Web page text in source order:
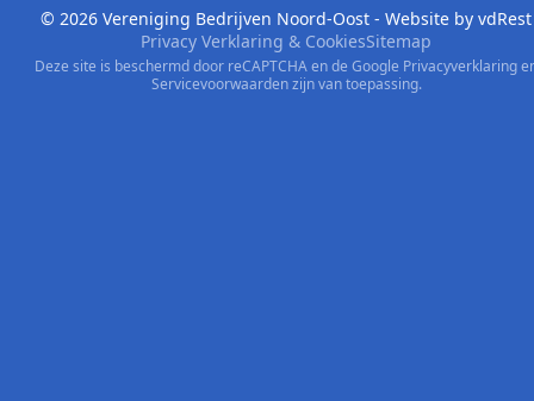
© 2026 Vereniging Bedrijven Noord-Oost - Website by vdRest
Privacy Verklaring & CookiesSitemap
Deze site is beschermd door reCAPTCHA en de Google Privacyverklaring
Servicevoorwaardenzijn van toepassing.